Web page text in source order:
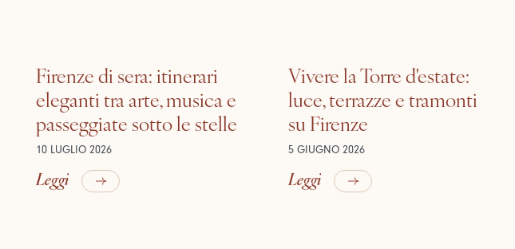
Firenze di sera: itinerari
eleganti tra arte, musica e
passeggiate sotto le stelle
10 LUGLIO 2026
Leggi
Vivere la Torre d'estate:
luce, terrazze e tramonti
su Firenze
5 GIUGNO 2026
Leggi